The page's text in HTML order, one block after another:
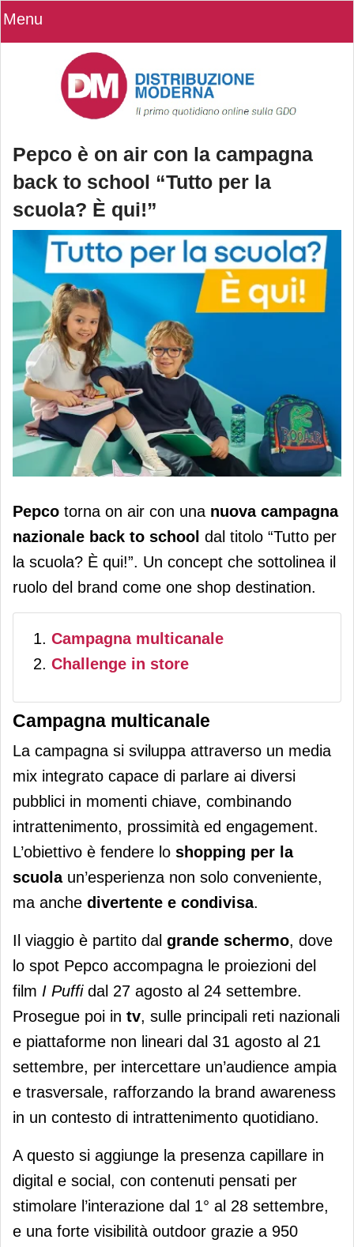
Menu
Pepco è on air con la campagna
back to school “Tutto per la
scuola? È qui!”
Pepco è on air con la campagna back
to school “Tutto per la scuola? È
qui!”
Pepco torna on air con una nuova campagna
nazionale back to school dal titolo “Tutto per
la scuola? È qui!”. Un concept che sottolinea il
ruolo del brand come one shop destination.
Campagna multicanale
Challenge in store
Campagna multicanale
La campagna si sviluppa attraverso un media
mix integrato capace di parlare ai diversi
pubblici in momenti chiave, combinando
intrattenimento, prossimità ed engagement.
L’obiettivo è fendere lo shopping per la
scuola un’esperienza non solo conveniente,
ma anche divertente e condivisa.
Il viaggio è partito dal grande schermo, dove
lo spot Pepco accompagna le proiezioni del
film I Puffi dal 27 agosto al 24 settembre.
Prosegue poi in tv, sulle principali reti nazionali
e piattaforme non lineari dal 31 agosto al 21
settembre, per intercettare un’audience ampia
e trasversale, rafforzando la brand awareness
in un contesto di intrattenimento quotidiano.
A questo si aggiunge la presenza capillare in
digital e social, con contenuti pensati per
stimolare l’interazione dal 1° al 28 settembre,
e una forte visibilità outdoor grazie a 950